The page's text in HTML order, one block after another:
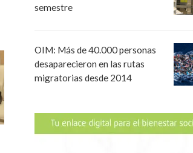
semestre
OIM: Más de 40.000 personas
desaparecieron en las rutas
migratorias desde 2014